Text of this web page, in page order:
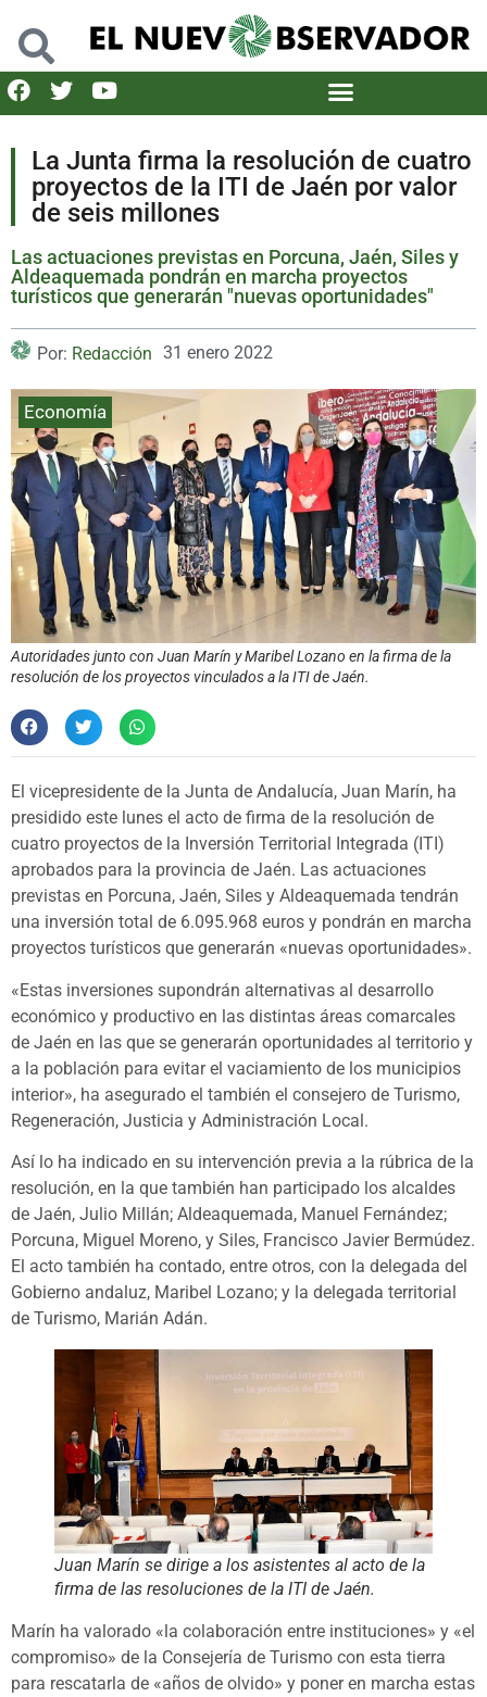
La Junta firma la resolución de cuatro
proyectos de la ITI de Jaén por valor
de seis millones
Las actuaciones previstas en Porcuna, Jaén, Siles y
Aldeaquemada pondrán en marcha proyectos
turísticos que generarán "nuevas oportunidades"
Por: Redacción 31 enero 2022
Economía
Autoridades junto con Juan Marín y Maribel Lozano en la firma de la
resolución de los proyectos vinculados a la ITI de Jaén.
El vicepresidente de la Junta de Andalucía, Juan Marín, ha
presidido este lunes el acto de firma de la resolución de
cuatro proyectos de la Inversión Territorial Integrada (ITI)
aprobados para la provincia de Jaén. Las actuaciones
previstas en Porcuna, Jaén, Siles y Aldeaquemada tendrán
una inversión total de 6.095.968 euros y pondrán en marcha
proyectos turísticos que generarán «nuevas oportunidades».
«Estas inversiones supondrán alternativas al desarrollo
económico y productivo en las distintas áreas comarcales
de Jaén en las que se generarán oportunidades al territorio y
a la población para evitar el vaciamiento de los municipios
interior», ha asegurado el también el consejero de Turismo,
Regeneración, Justicia y Administración Local.
Así lo ha indicado en su intervención previa a la rúbrica de la
resolución, en la que también han participado los alcaldes
de Jaén, Julio Millán; Aldeaquemada, Manuel Fernández;
Porcuna, Miguel Moreno, y Siles, Francisco Javier Bermúdez.
El acto también ha contado, entre otros, con la delegada del
Gobierno andaluz, Maribel Lozano; y la delegada territorial
de Turismo, Marián Adán.
Juan Marín se dirige a los asistentes al acto de la
firma de las resoluciones de la ITI de Jaén.
Marín ha valorado «la colaboración entre instituciones» y «el
compromiso» de la Consejería de Turismo con esta tierra
para rescatarla de «años de olvido» y poner en marcha estas